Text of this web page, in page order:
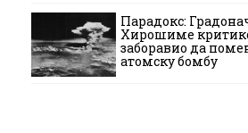
Парадокс:
Хирошиме
заборавио да
атомску бомбу